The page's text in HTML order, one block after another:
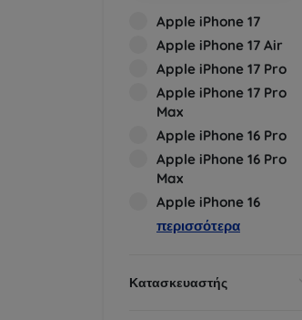
Apple iPhone 17
Apple iPhone 17 Air
Apple iPhone 17 Pro
Apple iPhone 17 Pro
Max
Apple iPhone 16 Pro
Apple iPhone 16 Pro
Max
Apple iPhone 16
περισσότερα
Κατασκευαστής